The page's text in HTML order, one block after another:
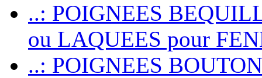
..: POIGNEES
ou LAQUEES pour
..: POIGNEES